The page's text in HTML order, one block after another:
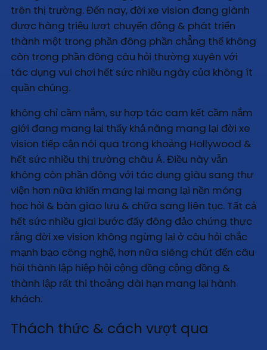
trên thị trường. Đến nay, đời xe vision đang giành
được hàng triệu lượt chuyển động & phát triển
thành một trong phần đông phần chẳng thể không
còn trong phần đông câu hỏi thường xuyên với
tác dụng vui chơi hết sức nhiều ngày của không ít
quần chúng.
không chỉ cầm nắm, sự hợp tác cam kết cầm nắm
giới đang mang lại thấy khả năng mang lại đời xe
vision tiếp cận nói qua trong khoảng Hollywood &
hết sức nhiều thị trường châu Á. Điều này vẫn
không còn phần đông với tác dụng giàu sang thư
viện hơn nữa khiến mang lại mang lại nền móng
học hỏi & bàn giao lưu & chữa sang liên tục. Tất cả
hết sức nhiều giai bước đấy đông đảo chứng thực
rằng đời xe vision không ngừng lại ở câu hỏi chắc
mạnh bạo công nghệ, hơn nữa siêng chút đến câu
hỏi thành lập hiệp hội cộng đồng cộng đồng &
thành lập rất thi thoảng dài hạn mang lại hành
khách.
Thách thức & cách vượt qua